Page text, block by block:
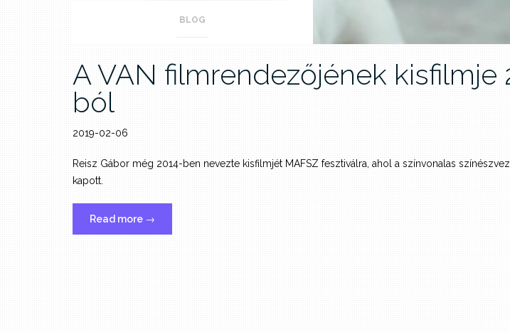
BLOG
A VAN filmrendezőjének kisfilmje
ból
2019-02-06
Reisz Gábor még 2014-ben nevezte kisfilmjét MAFSZ fesztiválra, ahol a színvonalas
kapott.
Read more „A
VAN
→